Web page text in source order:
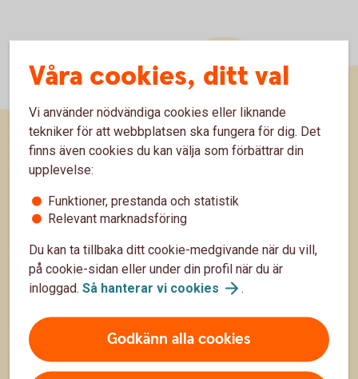
Våra cookies, ditt val
Vi använder nödvändiga cookies eller liknande
tekniker för att webbplatsen ska fungera för dig. Det
finns även cookies du kan välja som förbättrar din
upplevelse:
Funktioner, prestanda och statistik
Relevant marknadsföring
Du kan ta tillbaka ditt cookie-medgivande när du vill,
på cookie-sidan eller under din profil när du är
inloggad. Så hanterar vi cookies .
Godkänn alla cookies
Sidfot
Räkna
Räkna på ränta-kalkylator
Bolånekalkyl
Räkna ut pension